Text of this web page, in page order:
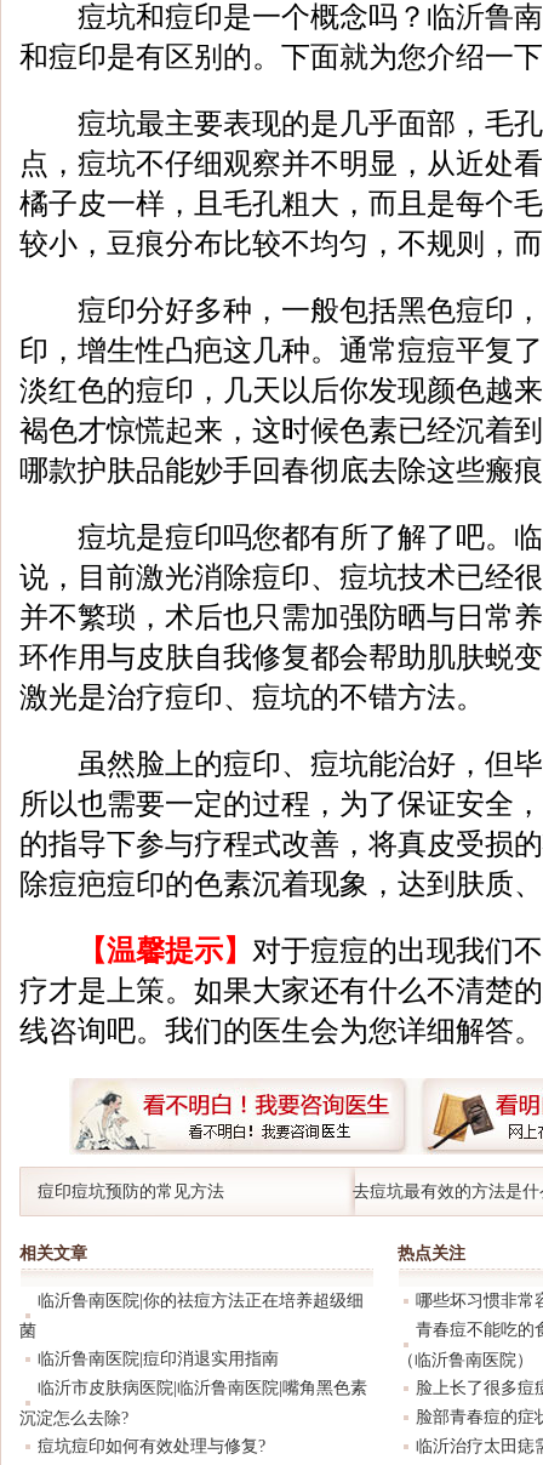
痘坑和痘印是一个概念吗？临沂鲁南
和痘印是有区别的。下面就为您介绍一
痘坑最主要表现的是几乎面部，毛孔
点，痘坑不仔细观察并不明显，从近处
橘子皮一样，且毛孔粗大，而且是每个
较小，豆痕分布比较不均匀，不规则，
痘印分好多种，一般包括黑色痘印，
印，增生性凸疤这几种。通常痘痘平复
淡红色的痘印，几天以后你发现颜色越
褐色才惊慌起来，这时候色素已经沉着
哪款护肤品能妙手回春彻底去除这些瘢
痘坑是痘印吗您都有所了解了吧。临
说，目前激光消除痘印、痘坑技术已经
并不繁琐，术后也只需加强防晒与日常
环作用与皮肤自我修复都会帮助肌肤蜕
激光是治疗痘印、痘坑的不错方法。
虽然脸上的痘印、痘坑能治好，但毕
所以也需要一定的过程，为了保证安全
的指导下参与疗程式改善，将真皮受损
除痘疤痘印的色素沉着现象，达到肤质
【温馨提示】 对于痘痘的出现我们
疗才是上策。如果大家还有什么不清楚
线咨询吧。我们的医生会为您详细解答。
痘印痘坑预防的常见方法 去痘坑最有效的方法是什
相关文章
临沂鲁南医院|你的祛痘方法正在培养超级细
菌
临沂鲁南医院|痘印消退实用指南
临沂市皮肤病医院|临沂鲁南医院|嘴角黑色素
沉淀怎么去除?
痘坑痘印如何有效处理与修复?
热点关注
哪些坏习惯非常
青春痘不能吃的
（临沂鲁南医院）
脸上长了很多痘
脸部青春痘的症
临沂治疗太田痣